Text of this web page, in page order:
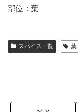
部位：葉
スパイス一覧 葉